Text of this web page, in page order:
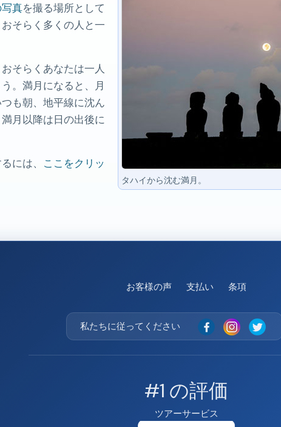
タハイから沈む満月。
真を撮る場所として
そらく多くの人と一
そらくあなたは一人
。満月になると、月
も朝、地平線に沈ん
月以降は日の出後に
には、 ここをクリッ
お客様の声 支払い 条項
私たちに従ってください
#1 の評価
ツアーサービス